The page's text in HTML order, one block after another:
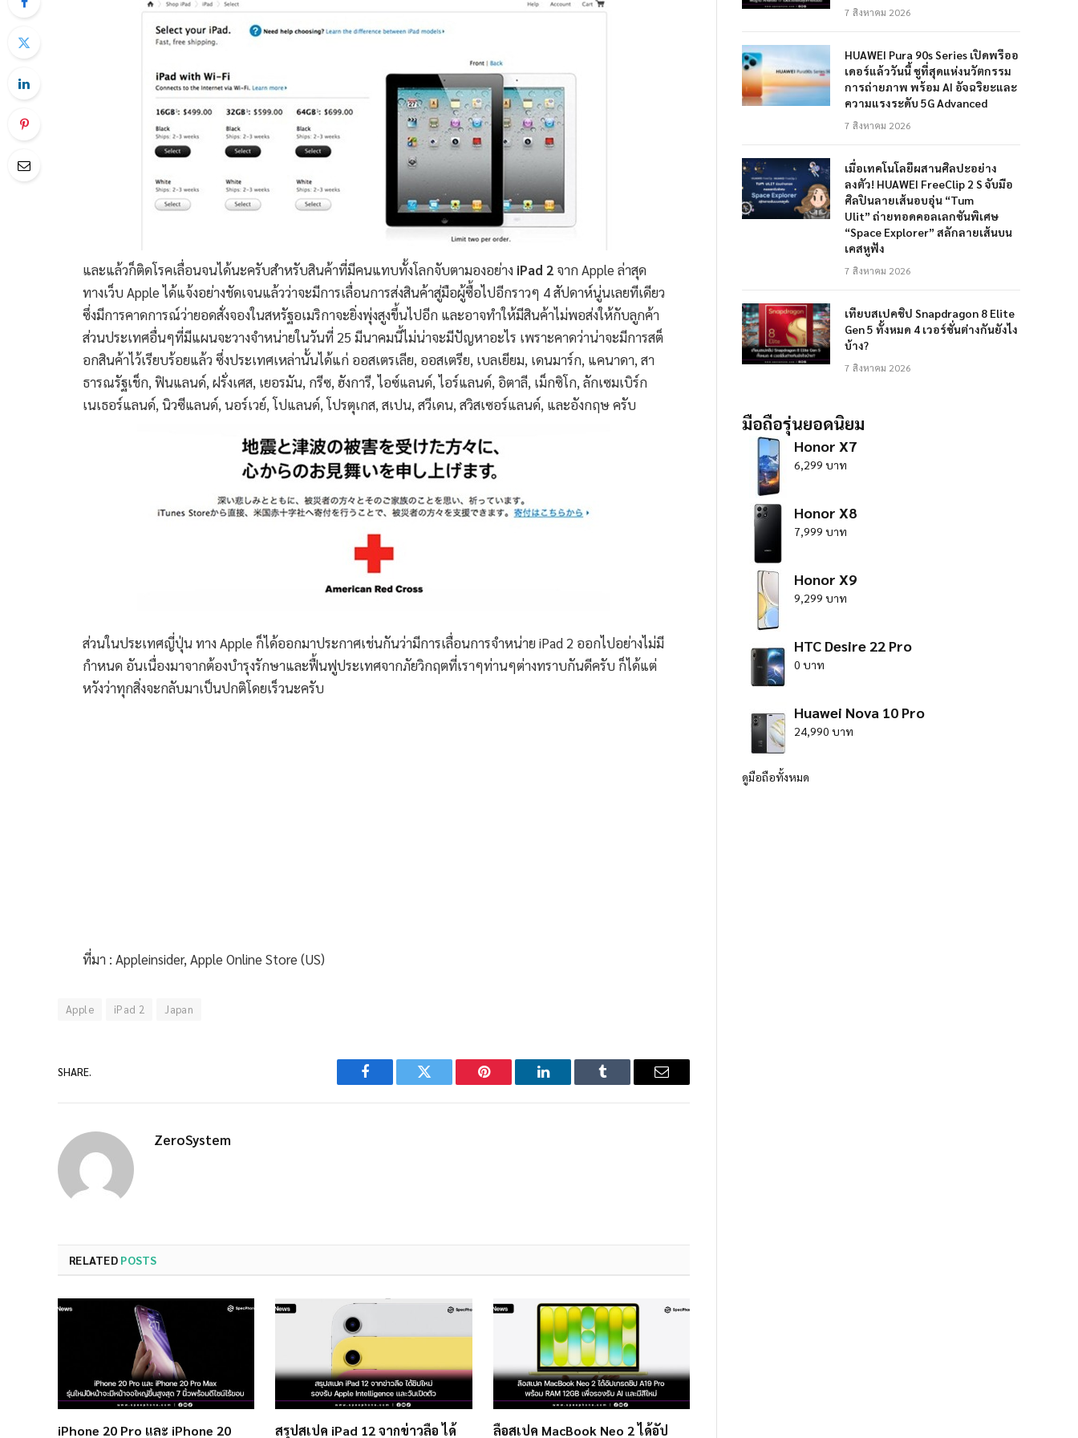
และแล้วก็ติดโรคเลื่อนจนได้นะครับสำหรับสินค้าที่มีคนแทบทั้งโลกจับตามองอย่าง iPad 2 จาก Apple ล่าสุด
ทางเว็บ Apple ได้แจ้งอย่างชัดเจนแล้วว่าจะมีการเลื่อนการส่งสินค้าสู่มือผู้ซื้อไปอีกราวๆ 4 สัปดาห์นู่นเลยทีเดียว
ซึ่งมีการคาดการณ์ว่ายอดสั่งจองในสหรัฐอเมริกาจะยิ่งพุ่งสูงขึ้นไปอีก และอาจทำให้มีสินค้าไม่พอส่งให้กับลูกค้า
ส่วนประเทศอื่นๆที่มีแผนจะวางจำหน่ายในวันที่ 25 มีนาคมนี้ไม่น่าจะมีปัญหาอะไร เพราะคาดว่าน่าจะมีการสต็
อกสินค้าไว้เรียบร้อยแล้ว ซึ่งประเทศเหล่านั้นได้แก่ ออสเตรเลีย, ออสเตรีย, เบลเยียม, เดนมาร์ก, แคนาดา, สา
ธารณรัฐเช็ก, ฟินแลนด์, ฝรั่งเศส, เยอรมัน, กรีซ, ฮังการี, ไอซ์แลนด์, ไอร์แลนด์, อิตาลี, เม็กซิโก, ลักเซมเบิร์ก
เนเธอร์แลนด์, นิวซีแลนด์, นอร์เวย์, โปแลนด์, โปรตุเกส, สเปน, สวีเดน, สวิสเซอร์แลนด์, และอังกฤษ ครับ
ส่วนในประเทศญี่ปุ่น ทาง Apple ก็ได้ออกมาประกาศเช่นกันว่ามีการเลื่อนการจำหน่าย iPad 2 ออกไปอย่างไม่มี
กำหนด อันเนื่องมาจากต้องบำรุงรักษาและฟื้นฟูประเทศจากภัยวิกฤตที่เราๆท่านๆต่างทราบกันดีครับ ก็ได้แต่
หวังว่าทุกสิ่งจะกลับมาเป็นปกติโดยเร็วนะครับ
ที่มา : Appleinsider, Apple Online Store (US)
Apple iPad 2 Japan
SHARE.
Facebook Twitter Pinterest LinkedIn Tumblr Email
ZeroSystem
RELATED POSTS
iPhone 20 Pro และ iPhone 20
สรุปสเปค iPad 12 จากข่าวลือ ได้
ลือสเปค MacBook Neo 2 ได้อัป
7 สิงหาคม 2026
HUAWEI Pura 90s Series เปิดพรีออ
เดอร์แล้ววันนี้ ชูที่สุดแห่งนวัตกรรม
การถ่ายภาพ พร้อม AI อัจฉริยะและ
ความแรงระดับ 5G Advanced
7 สิงหาคม 2026
เมื่อเทคโนโลยีผสานศิลปะอย่าง
ลงตัว! HUAWEI FreeClip 2 S จับมือ
ศิลปินลายเส้นอบอุ่น “Tum
Ulit” ถ่ายทอดคอลเลกชันพิเศษ
“Space Explorer” สลักลายเส้นบน
เคสหูฟัง
7 สิงหาคม 2026
เทียบสเปคชิป Snapdragon 8 Elite
Gen 5 ทั้งหมด 4 เวอร์ชั่นต่างกันยังไง
บ้าง?
7 สิงหาคม 2026
มือถือรุ่นยอดนิยม
Honor X7
6,299 บาท
Honor X8
7,999 บาท
Honor X9
9,299 บาท
HTC Desire 22 Pro
0 บาท
Huawei Nova 10 Pro
24,990 บาท
ดูมือถือทั้งหมด